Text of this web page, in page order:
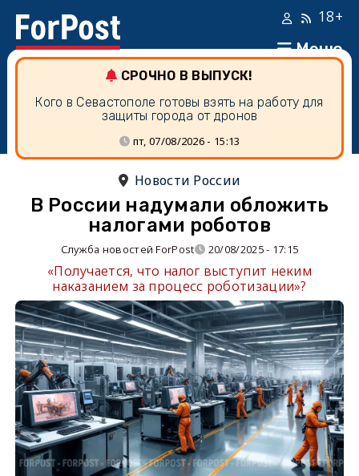
Меню
18+
СРОЧНО В ВЫПУСК!
Кого в Севастополе готовы взять на работу для
защиты города от дронов
пт, 07/08/2026 - 15:13
Новости России
В России надумали обложить
налогами роботов
Служба новостей ForPost 20/08/2025 - 17:15
«Получается, что налог выступит неким
наказанием за процесс роботизации»?